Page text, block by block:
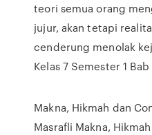
teori semua orang
jujur, akan tetapi
cenderung menolak
Kelas 7 Semester 1
Makna, Hikmah dan
Masrafli Makna,